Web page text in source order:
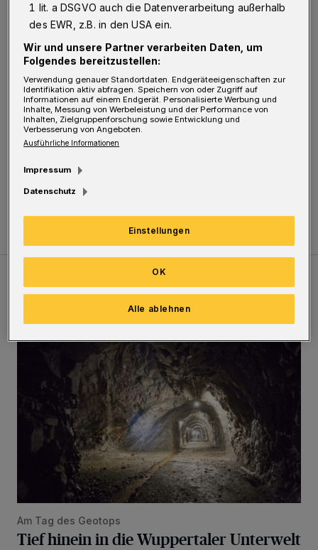
darunter liegende Kaiserstraße wurde im
Bereich der Einsatzstelle. Bahnhof und
Umgebung wurden mit Messgeräten der
Umweltschutzeinheit, allerdings konnten
keine Gefahrstoffe festgestellt werden.
Zwei Personen wurden vor Ort vom Notarzt
entlassen. Die anderen Betroffenen hatten sich
bereits vor Eintreffen der Feuerwehr entfernt.
Meistgelesen Neueste Artikel Zum Thema
Am Tag des Geotops
Tief hinein in die Wuppertaler Unterwelt
1 lit. a DSGVO auch die Datenverarbeitung außerhalb
des EWR, z.B. in den USA ein.
Wir und unsere Partner verarbeiten Daten, um
Folgendes bereitzustellen:
Verwendung genauer Standortdaten. Endgeräteeigenschaften zur
Identifikation aktiv abfragen. Speichern von oder Zugriff auf
Informationen auf einem Endgerät. Personalisierte Werbung und
Inhalte, Messung von Werbeleistung und der Performance von
Inhalten, Zielgruppenforschung sowie Entwicklung und
Verbesserung von Angeboten.
Ausführliche Informationen
Impressum
Datenschutz
Einstellungen
Alle ablehnen
OK